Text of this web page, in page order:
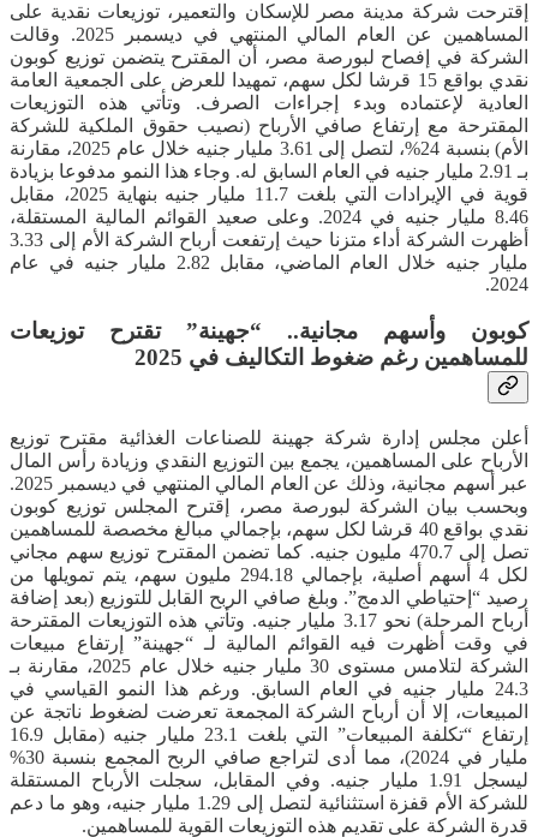
إقترحت شركة مدينة مصر للإسكان والتعمير، توزيعات نقدية على
المساهمين عن العام المالي المنتهي في ديسمبر 2025. وقالت
الشركة في إفصاح لبورصة مصر، أن المقترح يتضمن توزيع كوبون
نقدي بواقع 15 قرشا لكل سهم، تمهيدا للعرض على الجمعية العامة
العادية لإعتماده وبدء إجراءات الصرف. وتأتي هذه التوزيعات
المقترحة مع إرتفاع صافي الأرباح (نصيب حقوق الملكية للشركة
الأم) بنسبة 24%، لتصل إلى 3.61 مليار جنيه خلال عام 2025، مقارنة
بـ 2.91 مليار جنيه في العام السابق له. وجاء هذا النمو مدفوعا بزيادة
قوية في الإيرادات التي بلغت 11.7 مليار جنيه بنهاية 2025، مقابل
8.46 مليار جنيه في 2024. وعلى صعيد القوائم المالية المستقلة،
أظهرت الشركة أداء متزنا حيث إرتفعت أرباح الشركة الأم إلى 3.33
مليار جنيه خلال العام الماضي، مقابل 2.82 مليار جنيه في عام
2024.
كوبون وأسهم مجانية.. “جهينة” تقترح توزيعات
للمساهمين رغم ضغوط التكاليف في 2025
أعلن مجلس إدارة شركة جهينة للصناعات الغذائية مقترح توزيع
الأرباح على المساهمين، يجمع بين التوزيع النقدي وزيادة رأس المال
عبر أسهم مجانية، وذلك عن العام المالي المنتهي في ديسمبر 2025.
وبحسب بيان الشركة لبورصة مصر، إقترح المجلس توزيع كوبون
نقدي بواقع 40 قرشا لكل سهم، بإجمالي مبالغ مخصصة للمساهمين
تصل إلى 470.7 مليون جنيه. كما تضمن المقترح توزيع سهم مجاني
لكل 4 أسهم أصلية، بإجمالي 294.18 مليون سهم، يتم تمويلها من
رصيد “إحتياطي الدمج”. وبلغ صافي الربح القابل للتوزيع (بعد إضافة
أرباح المرحلة) نحو 3.17 مليار جنيه. وتأتي هذه التوزيعات المقترحة
في وقت أظهرت فيه القوائم المالية لـ “جهينة” إرتفاع مبيعات
الشركة لتلامس مستوى 30 مليار جنيه خلال عام 2025، مقارنة بـ
24.3 مليار جنيه في العام السابق. ورغم هذا النمو القياسي في
المبيعات، إلا أن أرباح الشركة المجمعة تعرضت لضغوط ناتجة عن
إرتفاع “تكلفة المبيعات” التي بلغت 23.1 مليار جنيه (مقابل 16.9
مليار في 2024)، مما أدى لتراجع صافي الربح المجمع بنسبة 30%
ليسجل 1.91 مليار جنيه. وفي المقابل، سجلت الأرباح المستقلة
للشركة الأم قفزة استثنائية لتصل إلى 1.29 مليار جنيه، وهو ما دعم
قدرة الشركة على تقديم هذه التوزيعات القوية للمساهمين.